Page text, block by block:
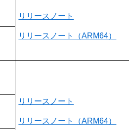
リリースノート
リリースノート（ARM64）
リリースノート
リリースノート（ARM64）